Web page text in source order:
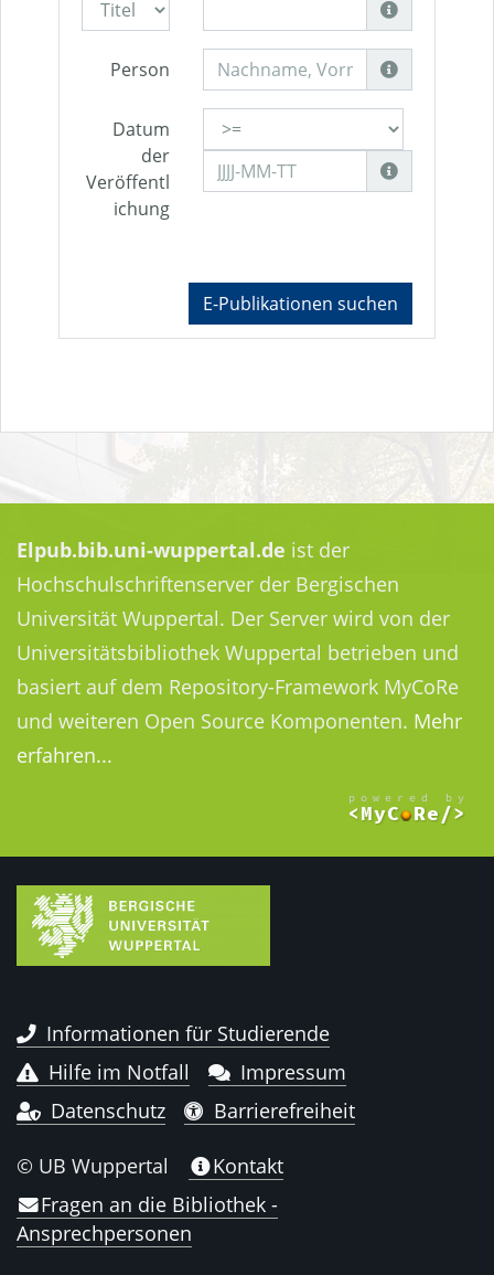
Person
Datum
der
Veröffentl
ichung
E-Publikationen suchen
Elpub.bib.uni-wuppertal.de ist der
Hochschulschriftenserver der Bergischen
Universität Wuppertal. Der Server wird von der
Universitätsbibliothek Wuppertal betrieben und
basiert auf dem Repository-Framework MyCoRe
und weiteren Open Source Komponenten. Mehr
erfahren...
Informationen für Studierende
Hilfe im Notfall
Impressum
Datenschutz
Barrierefreiheit
© UB Wuppertal
Kontakt
Fragen an die Bibliothek -
Ansprechpersonen